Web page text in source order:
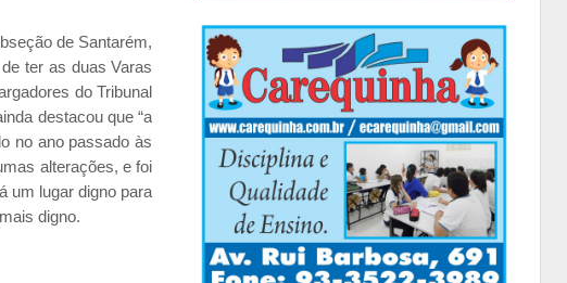
de Santarém,
ter as duas Varas
do Tribunal
destacou que “a
no ano passado às
alterações, e foi
um lugar digno para
digno.